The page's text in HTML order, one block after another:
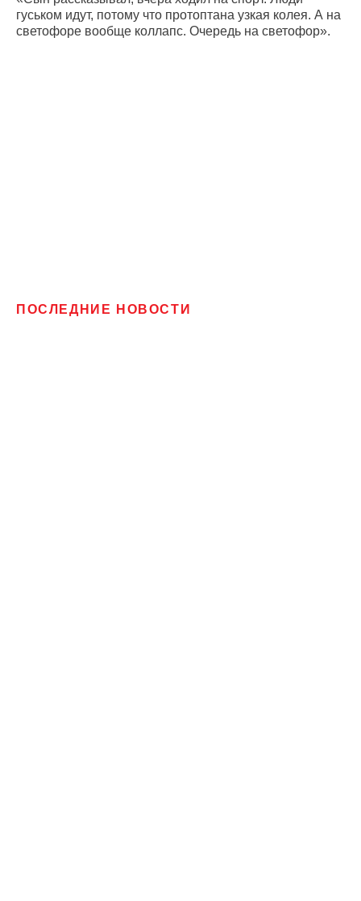
гуськом идут, потому что протоптана узкая колея. А на
светофоре вообще коллапс. Очередь на светофор».
ПОСЛЕДНИЕ НОВОСТИ